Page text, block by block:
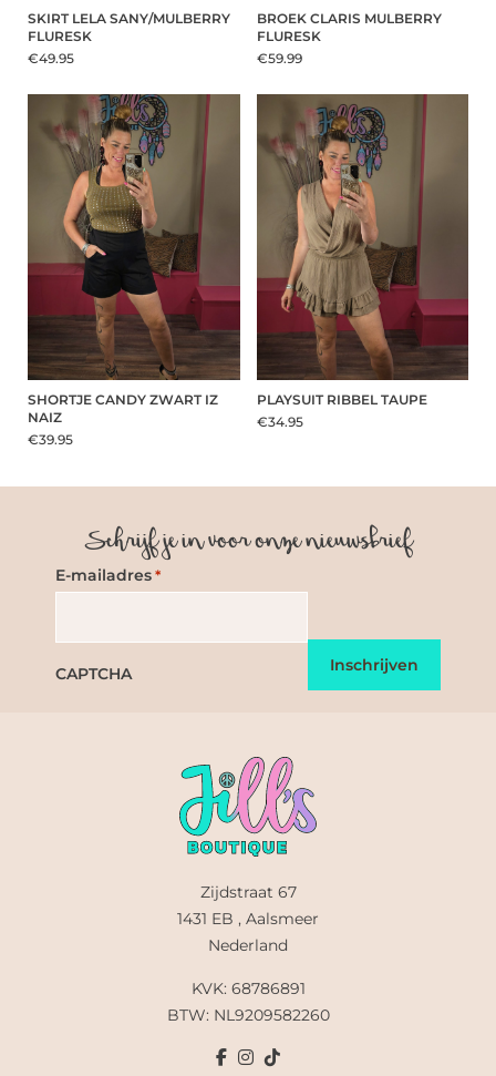
SKIRT LELA SANY/MULBERRY
FLURESK
€49.95
BROEK CLARIS MULBERRY
FLURESK
€59.99
SHORTJE CANDY ZWART IZ
NAIZ
€39.95
PLAYSUIT RIBBEL TAUPE
€34.95
Schrijf je in voor onze nieuwsbrief
E-mailadres *
CAPTCHA
Zijdstraat 67
1431 EB , Aalsmeer
Nederland
KVK: 68786891
BTW: NL9209582260